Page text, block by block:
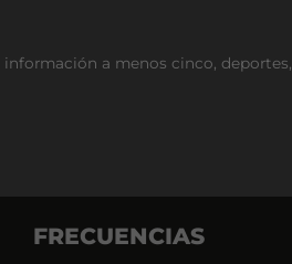
a menos cinco, deportes,
FRECUENCIAS